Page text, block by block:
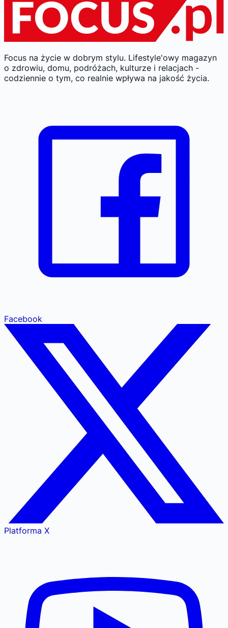
Focus na życie w dobrym stylu. Lifestyle'owy magazyn
o zdrowiu, domu, podróżach, kulturze i relacjach -
codziennie o tym, co realnie wpływa na jakość życia.
Facebook
Platforma X